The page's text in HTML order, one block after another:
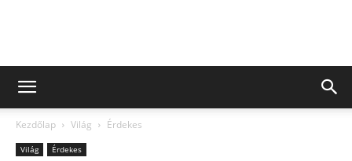
Kezdőlap Világ Érdekes
Világ Érdekes